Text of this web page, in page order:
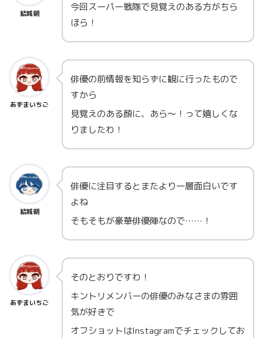
結城朝
今回スーパー戦隊で見覚えのある方がちら
ほら！
あずまいちご
俳優の前情報を知らずに観に行ったもので
すから
見覚えのある顔に、あら～！って嬉しくな
りましたわ！
結城朝
俳優に注目するとまたより一層面白いです
よね
そもそもが豪華俳優陣なので……！
あずまいちご
そのとおりですわ！
キントリメンバーの俳優のみなさまの雰囲
気が好きで
オフショットはInstagramでチェックしてお